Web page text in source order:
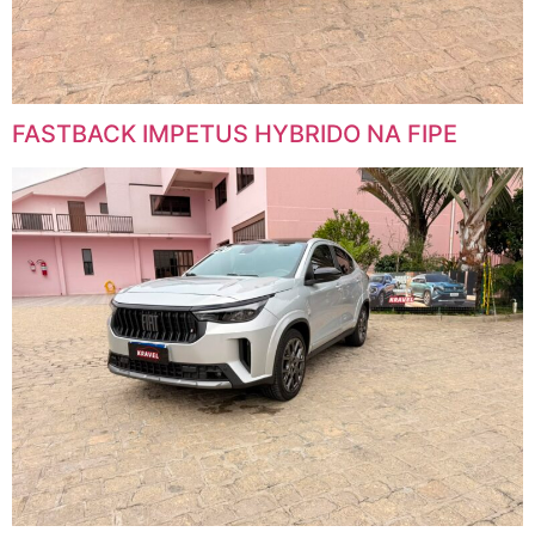
FASTBACK IMPETUS HYBRIDO NA FIPE